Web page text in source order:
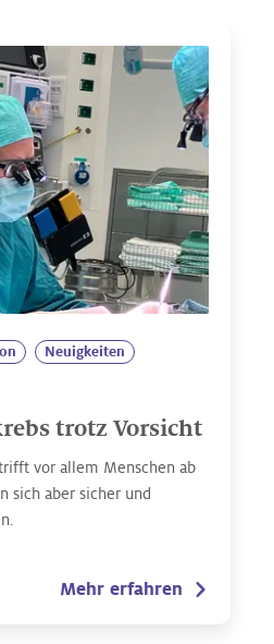
Neuigkeiten
trotz Vorsicht
vor allem Menschen ab
sich aber sicher und
Mehr erfahren